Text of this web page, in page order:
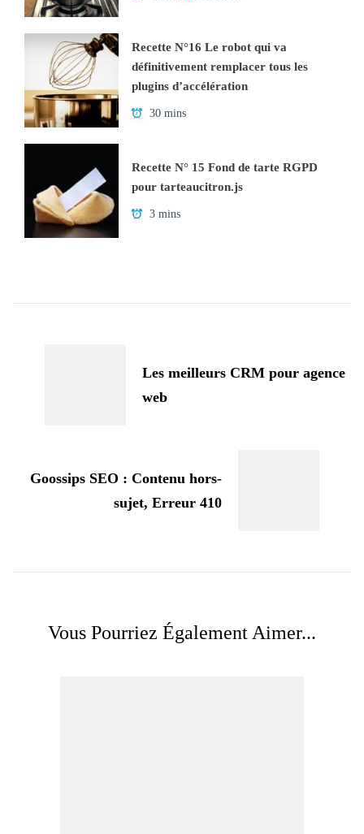
Recette N°16 Le robot qui va
définitivement remplacer tous les
plugins d’accélération
30 mins
Recette N° 15 Fond de tarte RGPD
pour tarteaucitron.js
3 mins
Les meilleurs CRM pour agence
web
Goossips SEO : Contenu hors-
sujet, Erreur 410
Vous Pourriez Également Aimer...